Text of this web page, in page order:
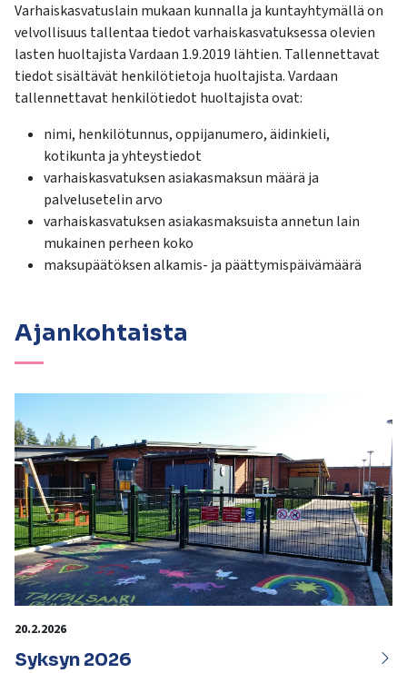
Varhaiskasvatuslain mukaan kunnalla ja kuntayhtymällä on
velvollisuus tallentaa tiedot varhaiskasvatuksessa olevien
lasten huoltajista Vardaan 1.9.2019 lähtien. Tallennettavat
tiedot sisältävät henkilötietoja huoltajista. Vardaan
tallennettavat henkilötiedot huoltajista ovat:
nimi, henkilötunnus, oppijanumero, äidinkieli,
kotikunta ja yhteystiedot
varhaiskasvatuksen asiakasmaksun määrä ja
palvelusetelin arvo
varhaiskasvatuksen asiakasmaksuista annetun lain
mukainen perheen koko
maksupäätöksen alkamis- ja päättymispäivämäärä
Ajankohtaista
20.2.2026
Syksyn 2026